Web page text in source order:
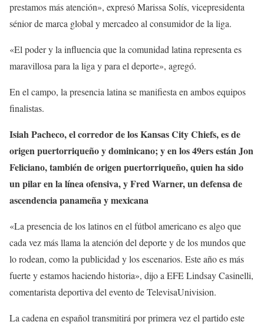
prestamos más atención», expresó Marissa Solís, vicepresidenta
sénior de marca global y mercadeo al consumidor de la liga.
«El poder y la influencia que la comunidad latina representa es
maravillosa para la liga y para el deporte», agregó.
En el campo, la presencia latina se manifiesta en ambos equipos
finalistas.
Isiah Pacheco, el corredor de los Kansas City Chiefs, es de
origen puertorriqueño y dominicano; y en los 49ers están Jon
Feliciano, también de origen puertorriqueño, quien ha sido
un pilar en la línea ofensiva, y Fred Warner, un defensa de
ascendencia panameña y mexicana
«La presencia de los latinos en el fútbol americano es algo que
cada vez más llama la atención del deporte y de los mundos que
lo rodean, como la publicidad y los escenarios. Este año es más
fuerte y estamos haciendo historia», dijo a EFE Lindsay Casinelli,
comentarista deportiva del evento de TelevisaUnivision.
La cadena en español transmitirá por primera vez el partido este